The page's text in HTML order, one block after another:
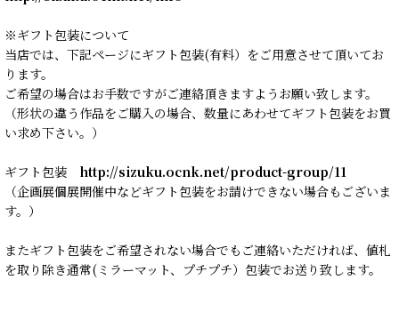
※ギフト包装について
当店では、下記ページにギフト包装(有料）をご用意させて頂いてお
ります。
ご希望の場合はお手数ですがご連絡頂きますようお願い致します。
（形状の違う作品をご購入の場合、数量にあわせてギフト包装をお買
い求め下さい。）
ギフト包装 http://sizuku.ocnk.net/product-group/11
（企画展個展開催中などギフト包装をお請けできない場合もございま
す。）
またギフト包装をご希望されない場合でもご連絡いただければ、値札
を取り除き通常(ミラーマット、プチプチ）包装でお送り致します。